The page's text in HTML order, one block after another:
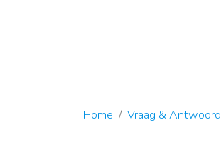
Home Vraag & Antwoord